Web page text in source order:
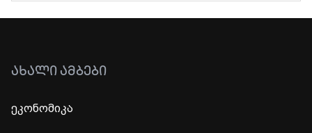
ᲐᲮᲐᲚᲘ ᲐᲛᲑᲔᲑᲘ
ეკონომიკა